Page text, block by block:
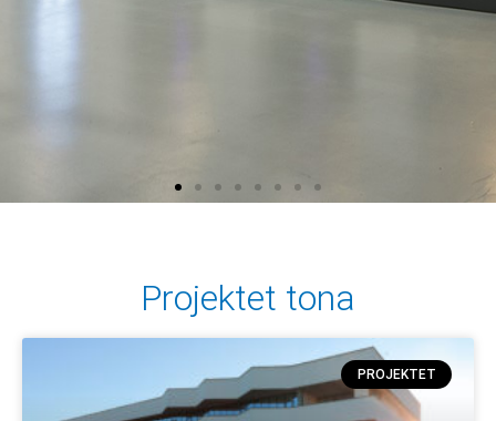
Projektet tona
PROJEKTET